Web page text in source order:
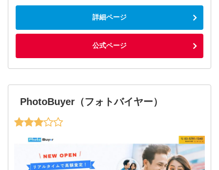
詳細ページ
公式ページ
PhotoBuyer（フォトバイヤー）